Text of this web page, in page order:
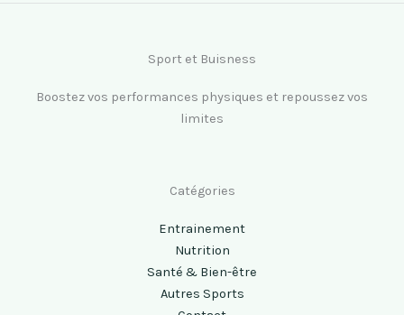
Sport et Buisness
Boostez vos performances physiques et repoussez vos
limites
Catégories
Entrainement
Nutrition
Santé & Bien-être
Autres Sports